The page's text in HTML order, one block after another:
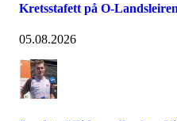
Kretsstafett på O-
05.08.2026